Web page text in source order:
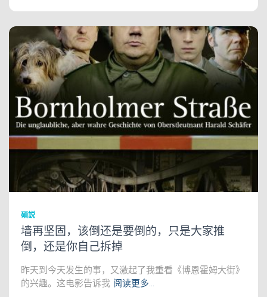
碩説
墙再坚固，该倒还是要倒的，只是大家推
倒，还是你自己拆掉
昨天到今天发生的事，又激起了我重看《博恩霍姆大街》
的兴趣。这电影告诉我 阅读更多…